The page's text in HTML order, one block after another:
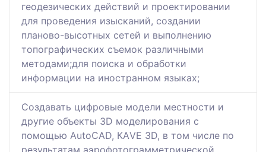
геодезических действий и проектировании
для проведения изысканий, создании
планово-высотных сетей и выполнению
топографических съемок различными
методами;для поиска и обработки
информации на иностранном языках;
Создавать цифровые модели местности и
другие объекты 3D моделирования с
помощью AutoCAD, КАVE 3D, в том числе по